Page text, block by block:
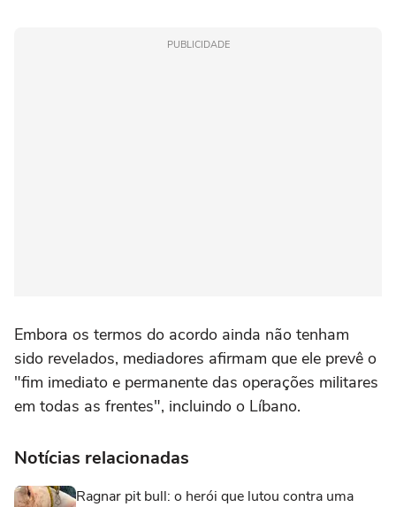
PUBLICIDADE
Embora os termos do acordo ainda não tenham
sido revelados, mediadores afirmam que ele prevê o
"fim imediato e permanente das operações militares
em todas as frentes", incluindo o Líbano.
Notícias relacionadas
Ragnar pit bull: o herói que lutou contra uma